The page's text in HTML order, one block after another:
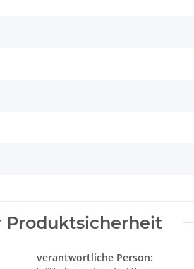
Produktsicherheit
verantwortliche Person: